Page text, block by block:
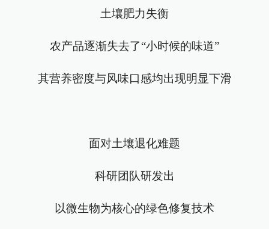
土壤肥力失衡
农产品逐渐失去了“小时候的味道”
其营养密度与风味口感均出现明显下滑
面对土壤退化难题
科研团队研发出
以微生物为核心的绿色修复技术